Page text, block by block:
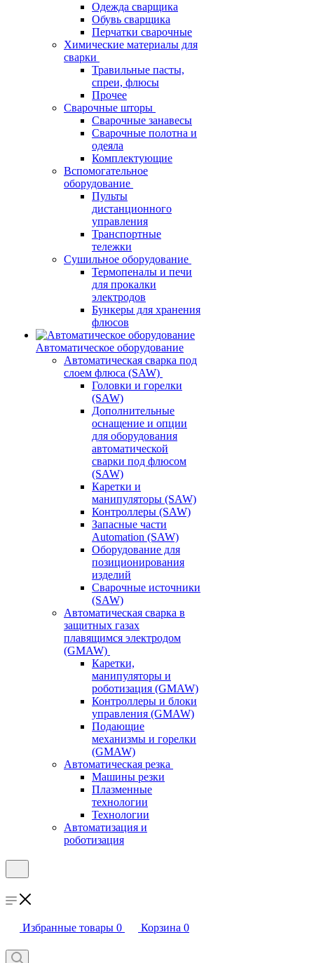
Одежда сварщика
Обувь сварщика
Перчатки сварочные
Химические материалы для
сварки
Травильные пасты,
спреи, флюсы
Прочее
Сварочные шторы
Сварочные занавесы
Сварочные полотна и
одеяла
Комплектующие
Вспомогательное
оборудование
Пульты
дистанционного
управления
Транспортные
тележки
Сушильное оборудование
Термопеналы и печи
для прокалки
электродов
Бункеры для хранения
флюсов
Автоматическое оборудование
Автоматическая сварка под
слоем флюса (SAW)
Головки и горелки
(SAW)
Дополнительные
оснащение и опции
для оборудования
автоматической
сварки под флюсом
(SAW)
Каретки и
манипуляторы (SAW)
Контроллеры (SAW)
Запасные части
Automation (SAW)
Оборудование для
позиционирования
изделий
Сварочные источники
(SAW)
Автоматическая сварка в
защитных газах
плавящимся электродом
(GMAW)
Каретки,
манипуляторы и
роботизация (GMAW)
Контроллеры и блоки
управления (GMAW)
Подающие
механизмы и горелки
(GMAW)
Автоматическая резка
Машины резки
Плазменные
технологии
Технологии
Автоматизация и
роботизация
Избранные товары 0 Корзина 0